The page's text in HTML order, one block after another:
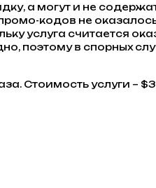
а могут и не
кодов не
услуга считается
поэтому в спорных
Стоимость услуги –